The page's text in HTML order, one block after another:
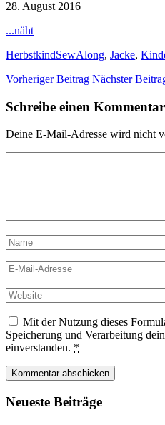
28. August 2016
...näht
HerbstkindSewAlong, Jacke,
Vorheriger Beitrag Nächster
Schreibe einen Kommentar
Deine E-Mail-Adresse wird nicht
Mit der Nutzung dieses
Speicherung und Verarbeitung
einverstanden. *
Neueste Beiträge